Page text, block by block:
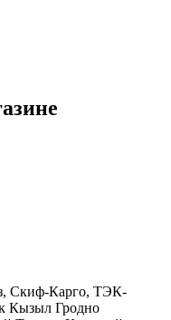
Скиф-Карго, ТЭК-
Кызыл Гродно